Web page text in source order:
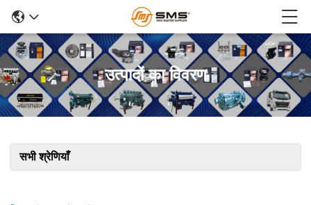
उत्पादों का विवरण
सभी श्रेणियाँ